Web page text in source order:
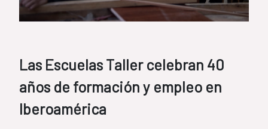
Las Escuelas Taller celebran 40
años de formación y empleo en
Iberoamérica